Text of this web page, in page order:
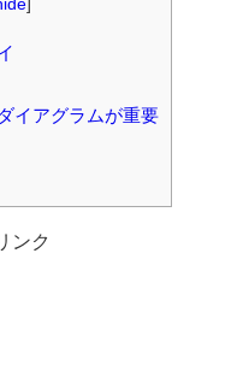
]
イアグラムが重要
ンク